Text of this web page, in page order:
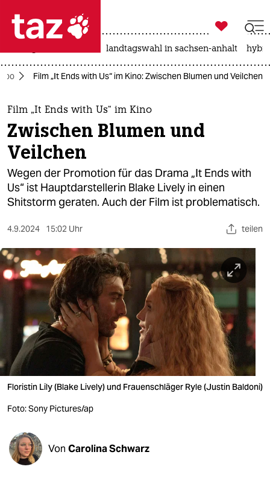
 taz zahl ich
taz zahl ich
themen
politik
öko
gesellschaft
sport
berlin
nord
wahrheit
verlag
verlag
fragen & hilfe

taz zahl ich
landtagswahl in sachsen-anhalt
Film „It Ends with Us“ im Kino: Zwischen Blumen und Veilchen
Film „It Ends with Us“ im Kino
Zwischen Blumen und
Veilchen
Wegen der Promotion für das Drama „It Ends with
Us“ ist Hauptdarstellerin Blake Lively in einen
Shitstorm geraten. Auch der Film ist problematisch.
4.9.2024 15:02 Uhr teilen
Floristin Lily (Blake Lively) und Frauen­schläger Ryle (Justin Baldoni)
Foto: Sony Pictures/ap
Von Carolina Schwarz